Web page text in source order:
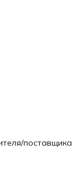
поставщика